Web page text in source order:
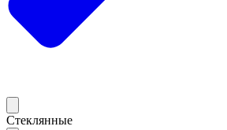
Стеклянные